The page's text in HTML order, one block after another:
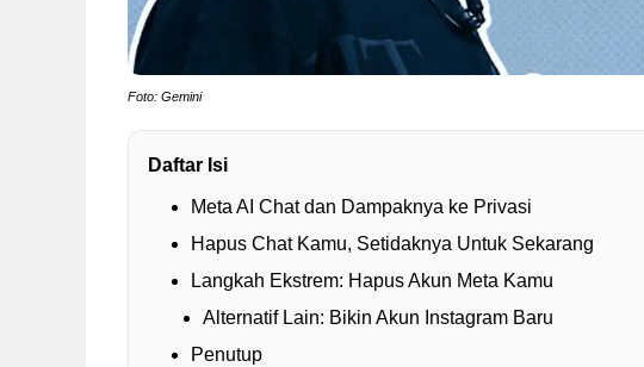
Foto: Gemini
Daftar Isi
Meta AI Chat dan Dampaknya ke Privasi
Hapus Chat Kamu, Setidaknya Untuk Sekarang
Langkah Ekstrem: Hapus Akun Meta Kamu
Alternatif Lain: Bikin Akun Instagram Baru
Penutup